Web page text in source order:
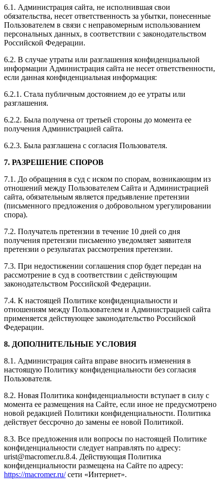
6.1. Администрация сайта, не исполнившая свои
обязательства, несет ответственность за убытки, понесенные
Пользователем в связи с неправомерным использованием
персональных данных, в соответствии с законодательством
Российской Федерации.
6.2. В случае утраты или разглашения конфиденциальной
информации Администрация сайта не несет ответственности,
если данная конфиденциальная информация:
6.2.1. Стала публичным достоянием до ее утраты или
разглашения.
6.2.2. Была получена от третьей стороны до момента ее
получения Администрацией сайта.
6.2.3. Была разглашена с согласия Пользователя.
7. РАЗРЕШЕНИЕ СПОРОВ
7.1. До обращения в суд с иском по спорам, возникающим из
отношений между Пользователем Сайта и Администрацией
сайта, обязательным является предъявление претензии
(письменного предложения о добровольном урегулировании
спора).
7.2. Получатель претензии в течение 10 дней со дня
получения претензии письменно уведомляет заявителя
претензии о результатах рассмотрения претензии.
7.3. При недостижении соглашения спор будет передан на
рассмотрение в суд в соответствии с действующим
законодательством Российской Федерации.
7.4. К настоящей Политике конфиденциальности и
отношениям между Пользователем и Администрацией сайта
применяется действующее законодательство Российской
Федерации.
8. ДОПОЛНИТЕЛЬНЫЕ УСЛОВИЯ
8.1. Администрация сайта вправе вносить изменения в
настоящую Политику конфиденциальности без согласия
Пользователя.
8.2. Новая Политика конфиденциальности вступает в силу с
момента ее размещения на Сайте, если иное не предусмотрено
новой редакцией Политики конфиденциальности. Политика
действует бессрочно до замены ее новой Политикой.
8.3. Все предложения или вопросы по настоящей Политике
конфиденциальности следует направлять по адресу:
urist@macromer.ru.8.4. Действующая Политика
конфиденциальности размещена на Сайте по адресу:
https://macromer.ru/сети «Интернет».